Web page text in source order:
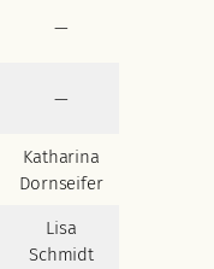
—
—
Katharina
Dornseifer
Lisa
Schmidt